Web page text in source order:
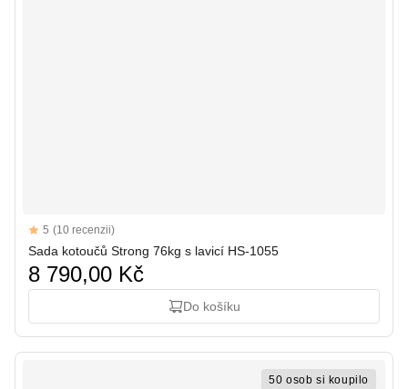
Reviews
5 out of 5 stars
5 (10 recenzii)
Sada kotoučů Strong 76kg s lavicí HS-1055
8 790,00 Kč
Do košíku
50 osob si koupilo